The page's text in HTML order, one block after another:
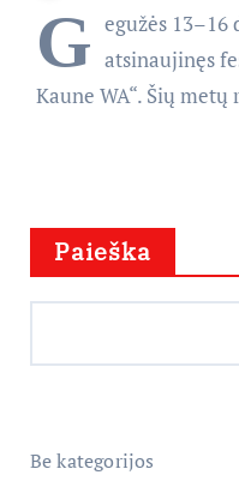
G egužės
atsinaujinęs
Kaune WA“. Šių
Paieška
Be kategorijos